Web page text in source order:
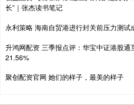
长”｜张杰读书笔记
永利策略 海南自贸港进行封关前压力测试
升鸿网配资 三季报点评：华宝中证港股
21.56%
聚创配资官网 她们的样子，最美的样子